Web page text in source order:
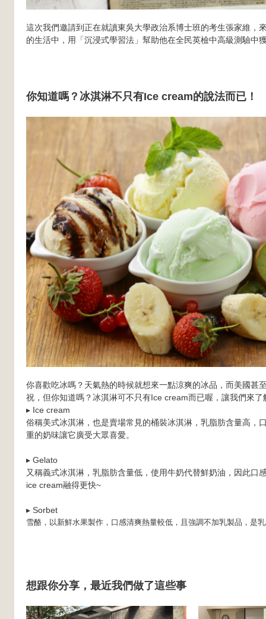
這次我們邀請到正在就讀東吳大學政治系博士班的考生張家維，
的生活中，用「沉浸式學習法」幫助他在全民英檢中高級測驗中
你知道嗎？冰淇淋不只有Ice cream的說法而已！
你喜歡吃冰嗎？天氣熱的時候就想來一點涼爽的冰品，而美國甚
祝，但你知道嗎？冰淇淋可不只有Ice cream而已喔，讓我們來了
▸ Ice cream
俗稱美式冰淇淋，也是賣場常見的桶裝冰淇淋，乳脂肪含量高，
重的奶味讓它廣受大眾喜愛。
▸ Gelato
又稱義式冰淇淋，乳脂肪含量低，使用牛奶代替鮮奶油，因此口
ice cream融得更快~
▸ Sorbet
雪酪，以新鮮水果製作，口感清爽熱量較低，且強調不加乳製品，是
想跟你分享，最近我們做了這些事